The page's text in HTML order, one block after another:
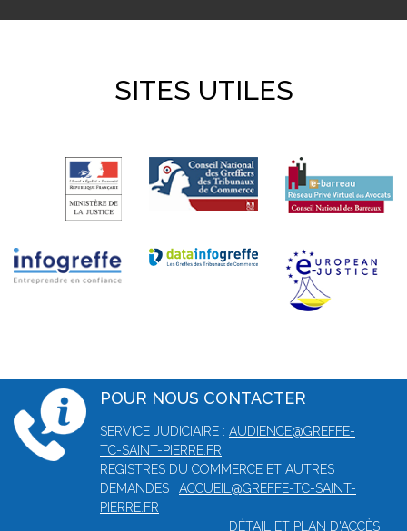
SITES UTILES
POUR NOUS CONTACTER
SERVICE JUDICIAIRE : AUDIENCE@GREFFE-
TC-SAINT-PIERRE.FR
REGISTRES DU COMMERCE ET AUTRES
DEMANDES : ACCUEIL@GREFFE-TC-SAINT-
PIERRE.FR
DÉTAIL ET PLAN D'ACCÈS